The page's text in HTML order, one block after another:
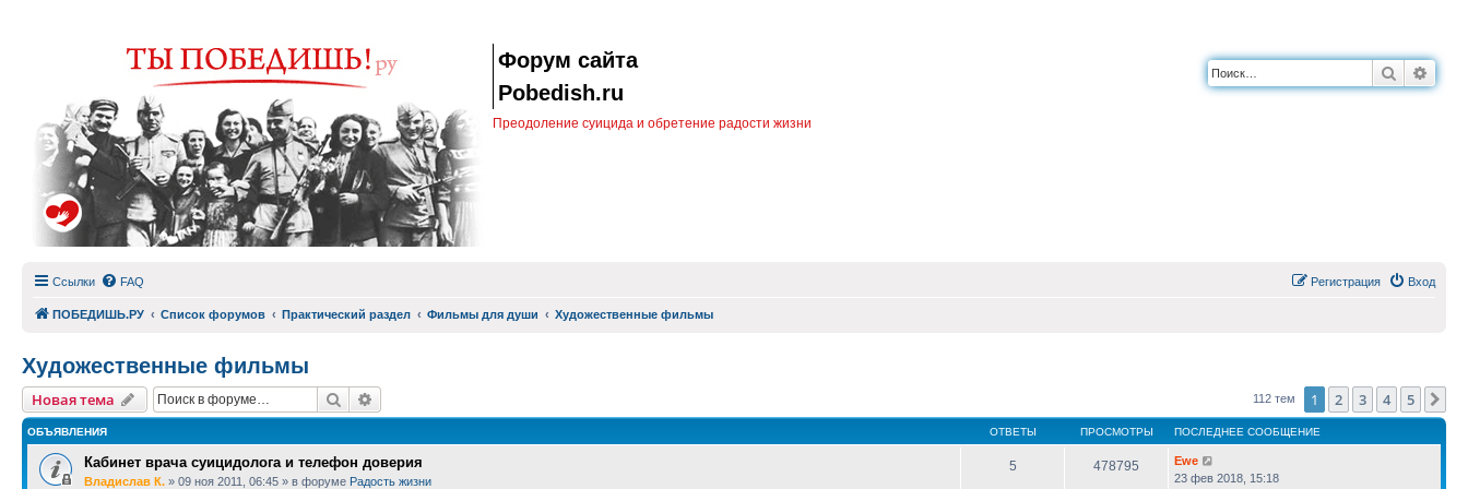
Форум сайта
Pobedish.ru
Преодоление суицида и обретение радости жизни
Поиск
Ссылки FAQ Вход
Регистрация
ПОБЕДИШЬ.РУ Список форумов Практический раздел Фильмы для души Художественные фильмы
Художественные фильмы
Новая тема Поиск 112 тем 1 2 3 4 5
ОБЪЯВЛЕНИЯ ОТВЕТЫ ПРОСМОТРЫ ПОСЛЕДНЕЕ СООБЩЕНИЕ
Кабинет врача суицидолога и телефон доверия
Владислав К. » 09 ноя 2011, 06:45 » в форуме Радость жизни
5 478795
Ewe
23 фев 2018, 15:18